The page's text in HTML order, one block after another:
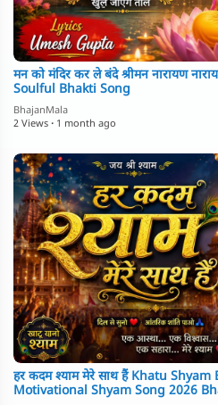
मन को मंदिर कर ले बंदे श्रीमन नारायण
Soulful Bhakti Song
BhajanMala
2 Views · 1 month ago
⁣हर कदम श्याम मेरे साथ हैं Khatu Shyam Bhajan Powerful